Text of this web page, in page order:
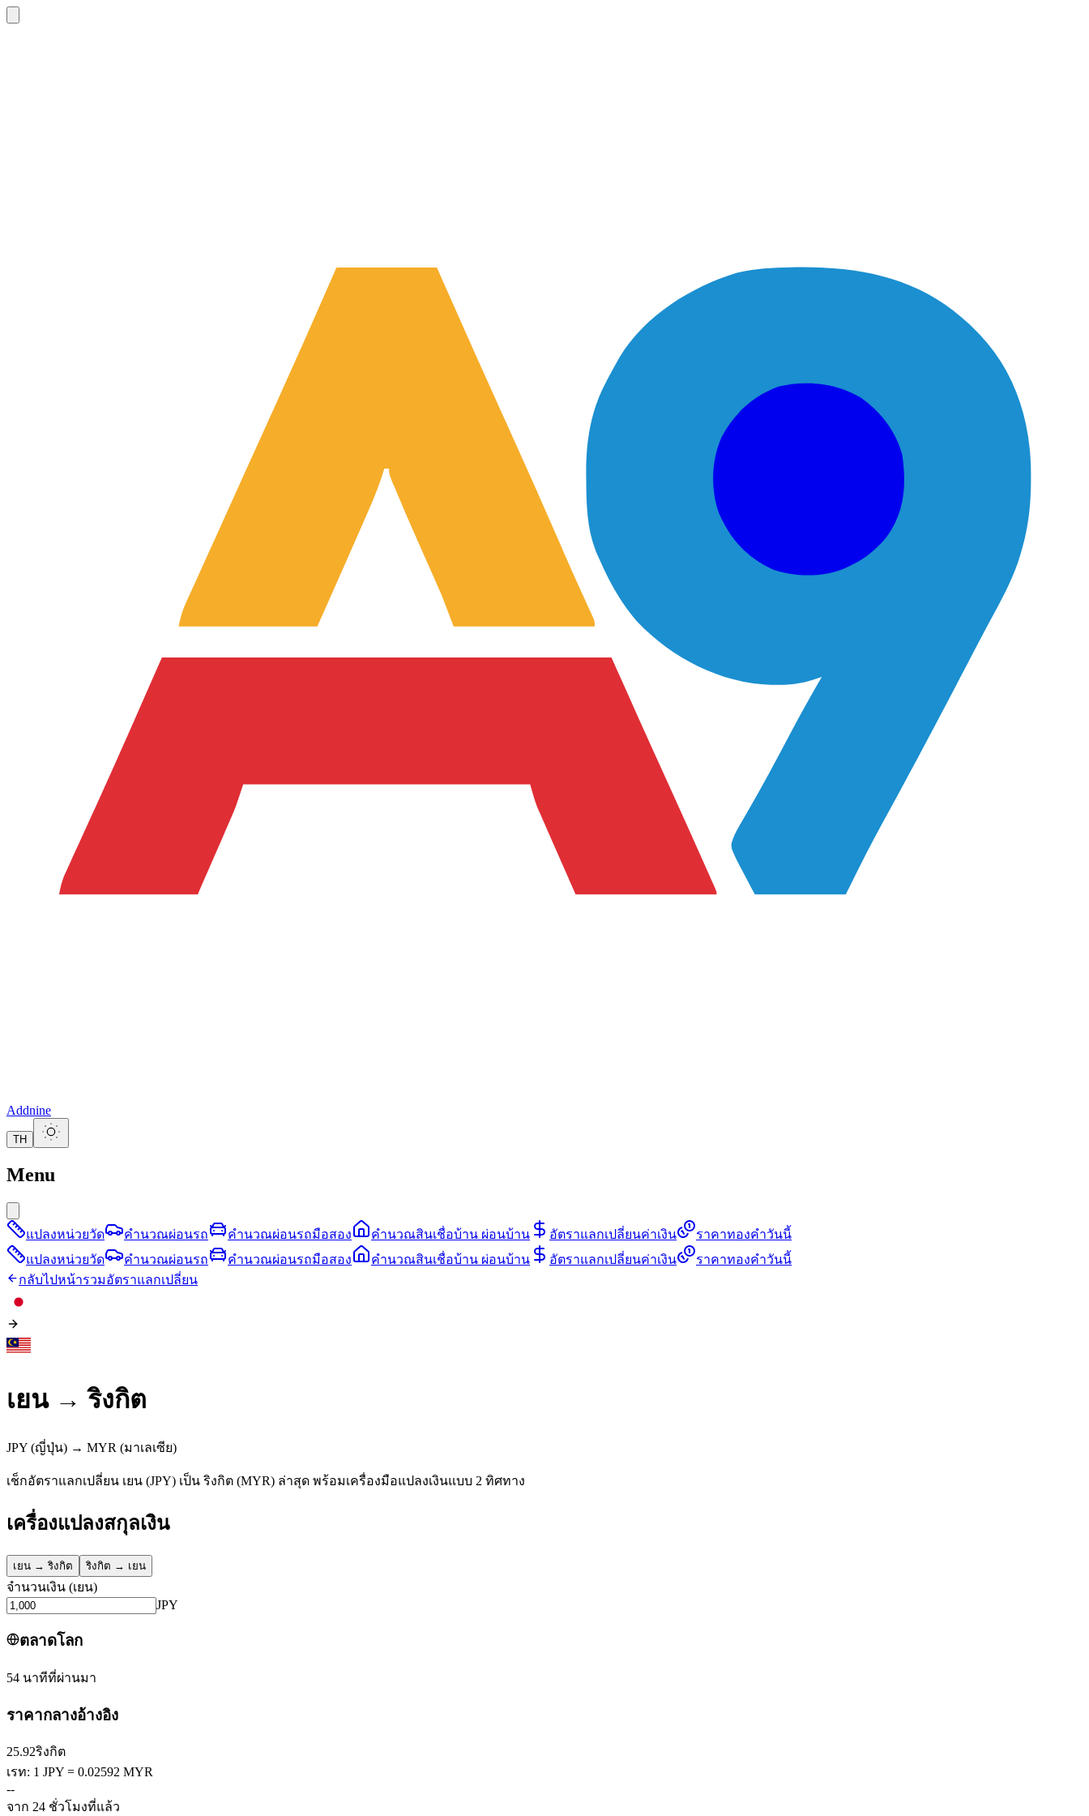
Addnine
TH
Menu
แปลงหน่วยวัด คำนวณผ่อนรถ คำนวณผ่อนรถมือสอง คำนวณสินเชื่อบ้าน ผ่อนบ้าน อัตราแลกเปลี่ยนค่าเงิน
ราคาทองคำวันนี้
แปลงหน่วยวัด
คำนวณผ่อนรถ คำนวณผ่อนรถมือสอง คำนวณสินเชื่อบ้าน ผ่อนบ้าน อัตราแลกเปลี่ยนค่าเงิน
ราคาทองคำวันนี้
กลับไปหน้ารวมอัตราแลกเปลี่ยน
เยน→ริงกิต
JPY (ญี่ปุ่น) → MYR (มาเลเซีย)
เช็กอัตราแลกเปลี่ยน เยน (JPY) เป็น ริงกิต (MYR) ล่าสุด พร้อมเครื่องมือแปลงเงินแบบ 2 ทิศทาง
เครื่องแปลงสกุลเงิน
เยน → ริงกิต ริงกิต → เยน
จำนวนเงิน (เยน)
JPY
ตลาดโลก
54 นาทีที่ผ่านมา
ราคากลางอ้างอิง
25.92ริงกิต
เรท: 1 JPY = 0.02592 MYR
--
จาก 24 ชั่วโมงที่แล้ว